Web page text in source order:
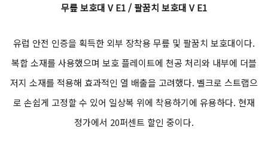
무릎 보호대 V E1 / 팔꿈치 보호대 V E1
유럽 안전 인증을 획득한 외부 장착용 무릎 및 팔꿈치 보호대이다.
복합 소재를 사용했으며 보호 플레이트에 천공 처리와 내부에 더블
저지 소재를 적용해 효과적인 열 배출을 고려했다. 벨크로 스트랩으
로 손쉽게 고정할 수 있어 일상복 위에 착용하기에 유용하다. 현재
정가에서 20퍼센트 할인 중이다.